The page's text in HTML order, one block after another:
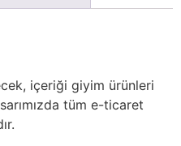
içeriği giyim ürünleri
tüm e-ticaret